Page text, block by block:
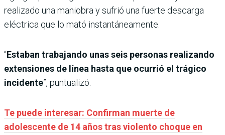
realizado una maniobra y sufrió una fuerte descarga
eléctrica que lo mató instantáneamente.
“Estaban trabajando unas seis personas realizando
extensiones de línea hasta que ocurrió el trágico
incidente”, puntualizó.
Te puede interesar: Confirman muerte de
adolescente de 14 años tras violento choque en